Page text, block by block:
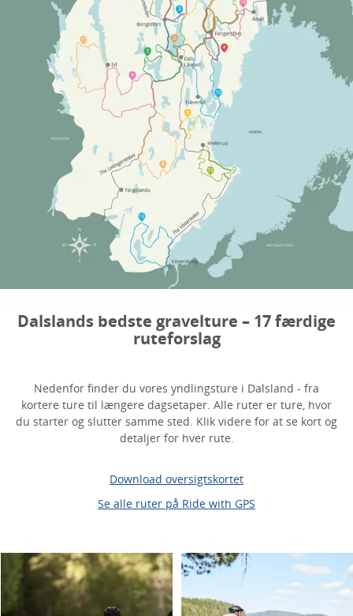
Dalslands bedste gravelture – 17 færdige
ruteforslag
Nedenfor finder du vores yndlingsture i Dalsland - fra
kortere ture til længere dagsetaper. Alle ruter er ture, hvor
du starter og slutter samme sted. Klik videre for at se kort og
detaljer for hver rute.
Download oversigtskortet
Se alle ruter på Ride with GPS